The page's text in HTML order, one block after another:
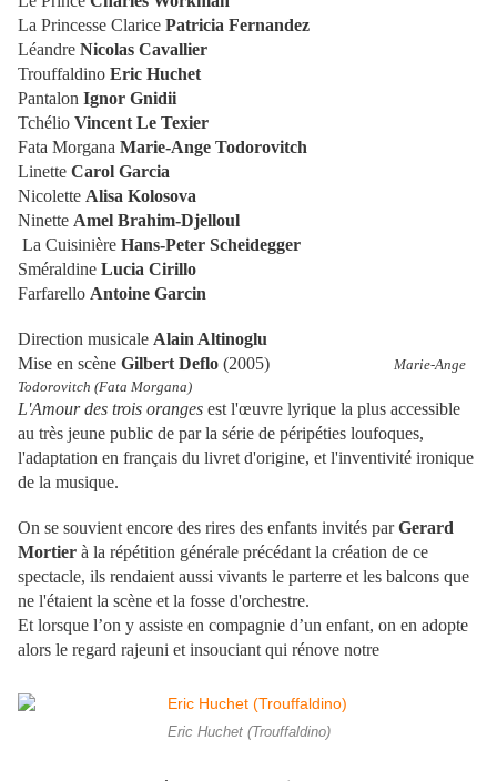
La Princesse Clarice Patricia Fernandez
Léandre Nicolas Cavallier
Trouffaldino Eric Huchet
Pantalon Ignor Gnidii
Tchélio Vincent Le Texier
Fata Morgana Marie-Ange Todorovitch
Linette Carol Garcia
Nicolette Alisa Kolosova
Ninette Amel Brahim-Djelloul
La Cuisinière Hans-Peter Scheidegger
Sméraldine Lucia Cirillo
Farfarello Antoine Garcin
Direction musicale Alain Altinoglu
Mise en scène Gilbert Deflo (2005)
Marie-Ange
Todorovitch (Fata Morgana)
L'Amour des trois oranges est l'œuvre lyrique la plus accessible
au très jeune public de par la série de péripéties loufoques,
l'adaptation en français du livret d'origine, et l'inventivité ironique
de la musique.
On se souvient encore des rires des enfants invités parGerard
Mortier à la répétition générale précédant la création de ce
spectacle, ils rendaient aussi vivants le parterre et les balcons que
ne l'étaient la scène et la fosse d'orchestre.
Et lorsque l’on y assiste en compagnie d’un enfant, on en adopte
alors le regard rajeuni et insouciant qui rénove notre
Eric Huchet (Trouffaldino)